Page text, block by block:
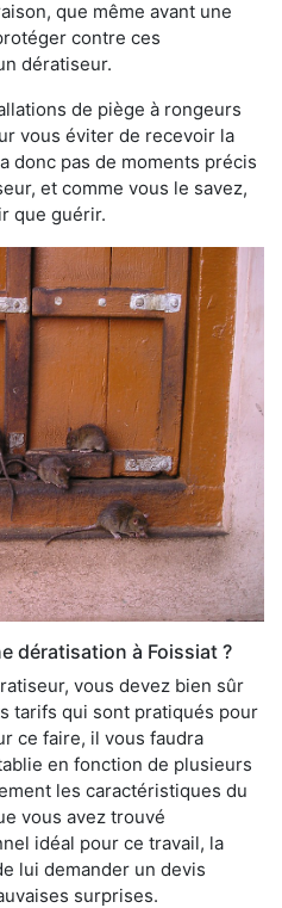
que même avant une
contre ces
dératiseur.
de piège à rongeurs
vous éviter de recevoir la
donc pas de moments précis
et comme vous le savez,
que guérir.
dératisation à Foissiat ?
vous devez bien sûr
tarifs qui sont pratiqués pour
ce faire, il vous faudra
en fonction de plusieurs
les caractéristiques du
vous avez trouvé
idéal pour ce travail, la
lui demander un devis
surprises.